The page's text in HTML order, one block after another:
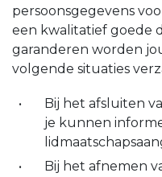
persoonsgegevens
een kwalitatief goede
garanderen worden
volgende situaties
Bij het afsluiten
je kunnen
Bij het afnemen